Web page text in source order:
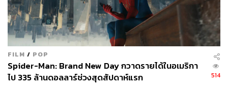
FILM / POP
Spider-Man: Brand New Day กวาดรายได้ในอเมริกา
ไป 335 ล้านดอลลาร์ช่วงสุดสัปดาห์แรก
514